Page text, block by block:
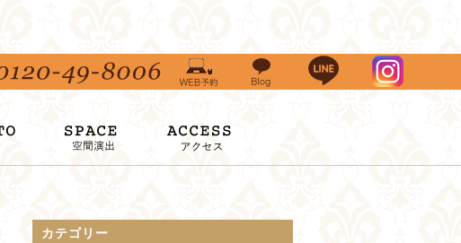
カテゴリー